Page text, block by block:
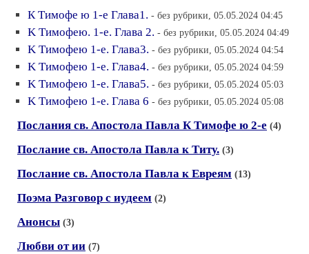
К Тимофе ю 1-е Глава1. - без рубрики, 05.05.2024 04:45
K Тимофею. 1-е. Глава 2. - без рубрики, 05.05.2024 04:49
K Тимофею 1-е. Глава3. - без рубрики, 05.05.2024 04:54
K Тимофею 1-е. Глава4. - без рубрики, 05.05.2024 04:59
K Тимофею 1-е. Глава5. - без рубрики, 05.05.2024 05:03
K Тимофею 1-е. Глава 6 - без рубрики, 05.05.2024 05:08
Послания св. Апостола Павла К Тимофе ю 2-е (4)
Послание св. Апостола Павла к Титу. (3)
Послание св. Апостола Павла к Eвреям (13)
Поэма Разговор с иудеем (2)
Анонсы (3)
Любви от ии (7)